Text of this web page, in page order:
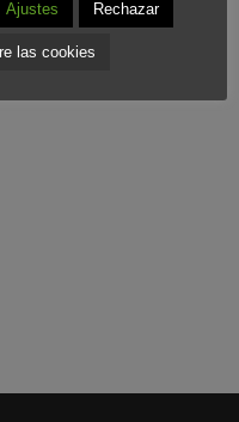
Ajustes Rechazar
las cookies